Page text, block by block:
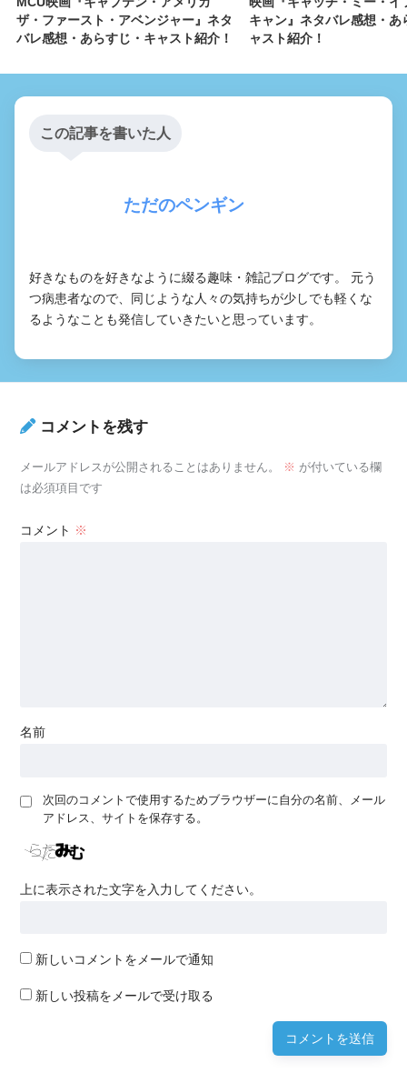
ザ・ファースト・アベンジャー』ネタ
バレ感想・あらすじ・キャスト紹介！
キャン』ネタバレ感想・あ
ャスト紹介！
この記事を書いた人
ただのペンギン
好きなものを好きなように綴る趣味・雑記ブログです。 元う
つ病患者なので、同じような人々の気持ちが少しでも軽くな
るようなことも発信していきたいと思っています。
コメントを残す
メールアドレスが公開されることはありません。 ※ が付いている欄
は必須項目です
コメント ※
名前
次回のコメントで使用するためブラウザーに自分の名前、メール
アドレス、サイトを保存する。
上に表示された文字を入力してください。
新しいコメントをメールで通知
新しい投稿をメールで受け取る